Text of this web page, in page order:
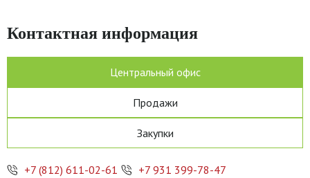
Контактная информация
Центральный офис
Продажи
Закупки
+7 (812) 611-02-61
+7 931 399-78-47